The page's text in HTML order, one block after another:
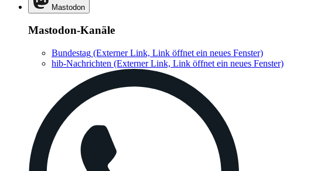
Mastodon
Mastodon-Kanäle
Bundestag (Externer Link, Link öffnet ein neues Fenster)
hib-Nachrichten (Externer Link, Link öffnet ein neues Fenster)